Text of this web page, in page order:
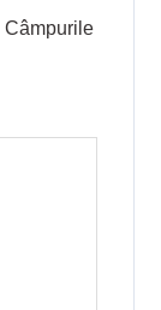
Câmpurile